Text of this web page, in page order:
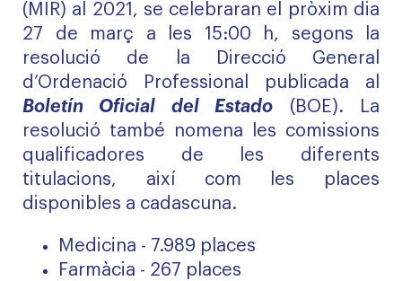
(MIR) al 2021, se celebraran el pròxim dia
27 de març a les 15:00 h, segons la
resolució de la Direcció General
d’Ordenació Professional publicada al
Boletín Oficial del Estado (BOE). La
resolució també nomena les comissions
qualificadores de les diferents
titulacions, així com les places
disponibles a cadascuna.
Medicina - 7.989 places
Farmàcia - 267 places